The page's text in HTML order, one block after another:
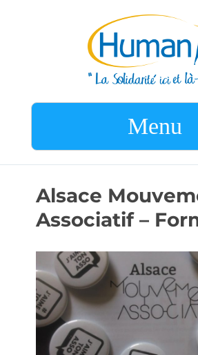
Menu
Alsace
Associatif –